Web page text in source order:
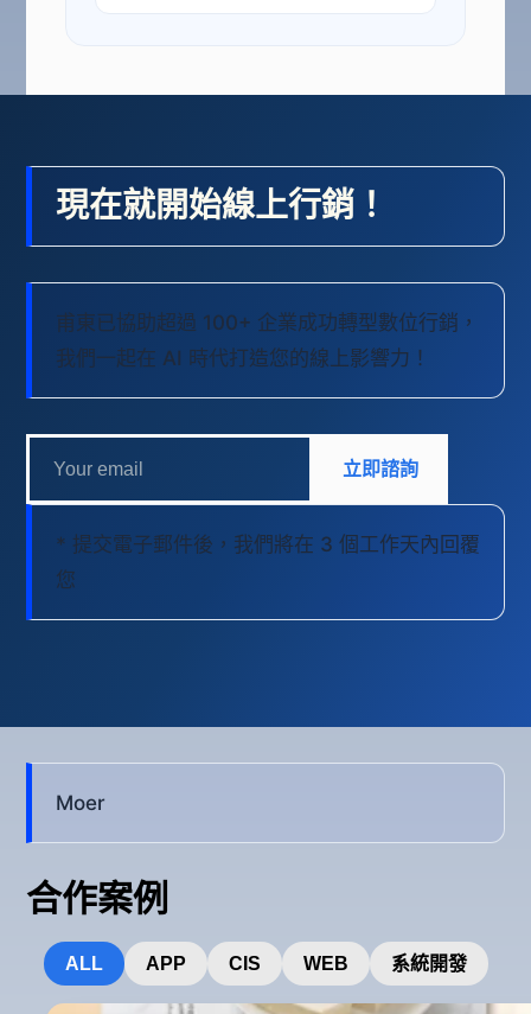
現在就開始線上行銷！
甫東已協助超過 100+ 企業成功轉型數位行銷，
我們一起在 AI 時代打造您的線上影響力！
立即諮詢
* 提交電子郵件後，我們將在 3 個工作天內回覆
您
Moer
合作案例
APP CIS WEB 系統開發
ALL